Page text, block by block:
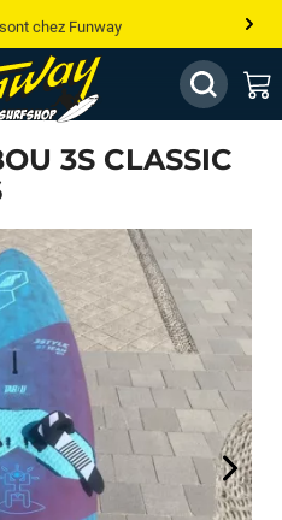
chez Funway
le windsurf, wingfoil, etc...
cher ailleurs ? On s’aligne !
nous !
3S CLASSIC